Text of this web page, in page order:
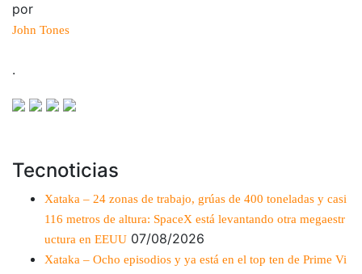
por
John Tones
.
Tecnoticias
Xataka – 24 zonas de trabajo, grúas de 400 toneladas y casi
116 metros de altura: SpaceX está levantando otra megaestr
uctura en EEUU 07/08/2026
Xataka – Ocho episodios y ya está en el top ten de Prime Vi